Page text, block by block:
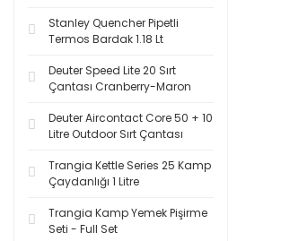
Stanley Quencher Pipetli
Termos Bardak 1.18 Lt
Deuter Speed Lite 20 Sırt
Çantası Cranberry-Maron
Deuter Aircontact Core 50 + 10
Litre Outdoor Sırt Çantası
Trangia Kettle Series 25 Kamp
Çaydanlığı 1 Litre
Trangia Kamp Yemek Pişirme
Seti - Full Set